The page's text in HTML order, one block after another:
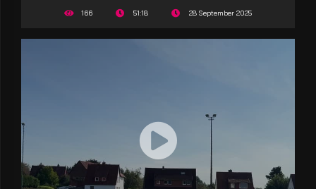
166 51:18 28 September 2025